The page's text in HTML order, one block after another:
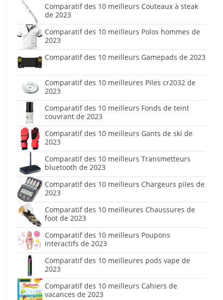
Comparatif des 10 meilleurs Couteaux à steak
de 2023
Comparatif des 10 meilleurs Polos hommes de
2023
Comparatif des 10 meilleurs Gamepads de 2023
Comparatif des 10 meilleures Piles cr2032 de
2023
Comparatif des 10 meilleurs Fonds de teint
couvrant de 2023
Comparatif des 10 meilleurs Gants de ski de
2023
Comparatif des 10 meilleurs Transmetteurs
bluetooth de 2023
Comparatif des 10 meilleurs Chargeurs piles de
2023
Comparatif des 10 meilleures Chaussures de
foot de 2023
Comparatif des 10 meilleurs Poupons
interactifs de 2023
Comparatif des 10 meilleures pods vape de
2023
Comparatif des 10 meilleurs Cahiers de
vacances de 2023